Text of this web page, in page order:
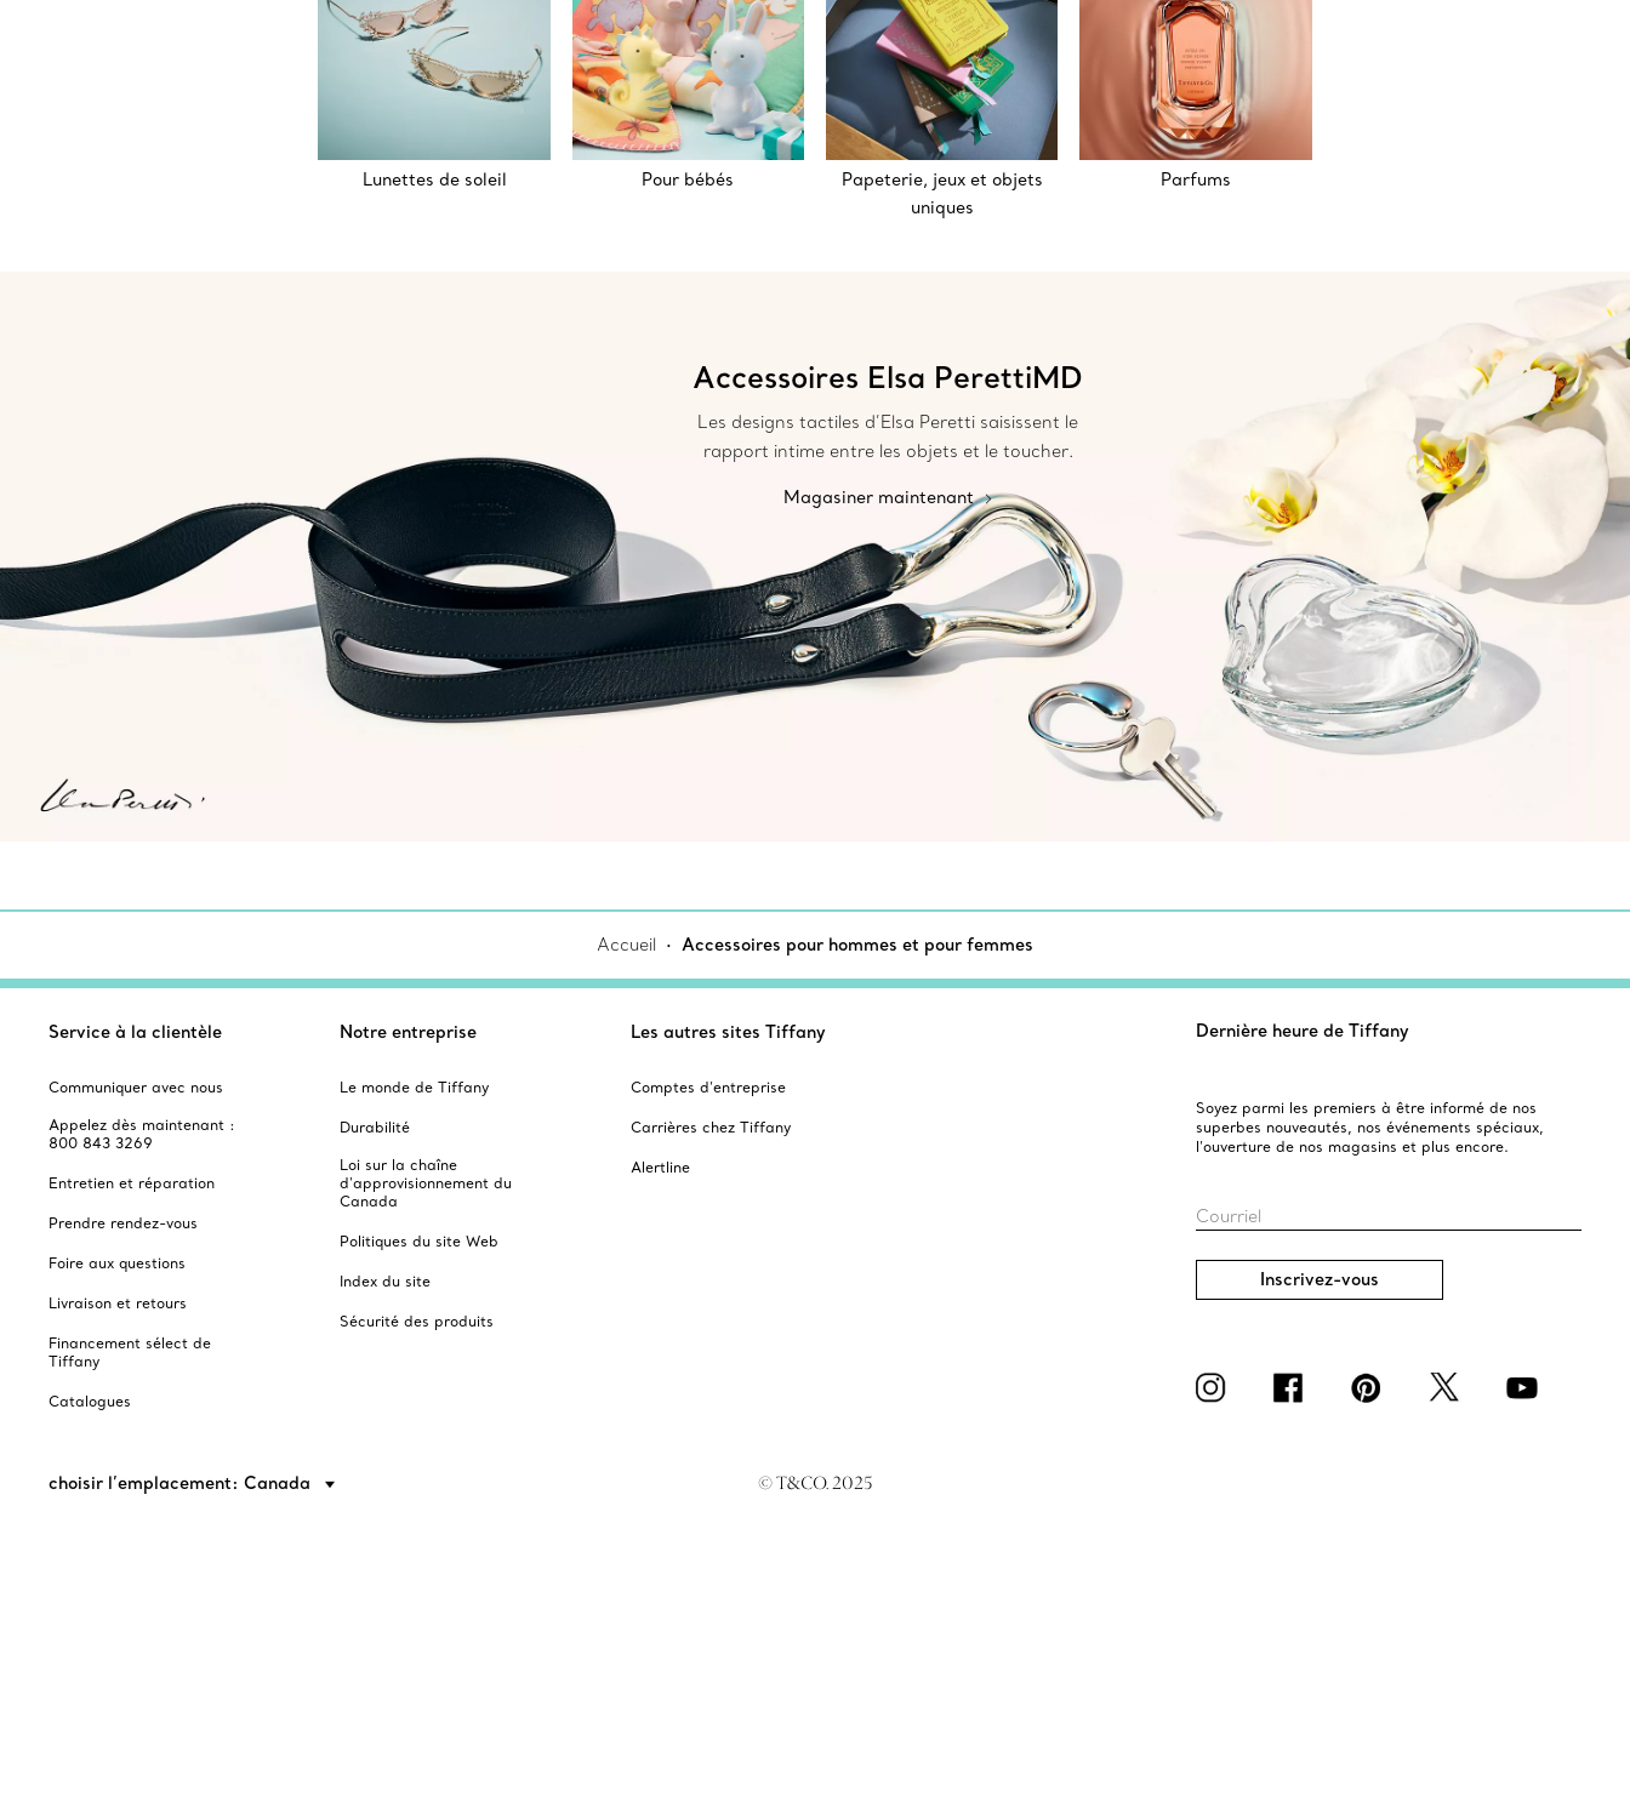
Lunettes de soleil Pour bébés
Papeterie, jeux et objets
uniques
Parfums
Accessoires Elsa PerettiMD
Les designs tactiles d’Elsa Peretti saisissent le
rapport intime entre les objets et le toucher.
Magasiner maintenant
Accueil Accessoires pour hommes et pour femmes
Service à la clientèle
Communiquer avec nous
Appelez dès maintenant :
800 843 3269
Entretien et réparation
Prendre rendez-vous
Foire aux questions
Livraison et retours
Financement sélect de
Tiffany
Catalogues
Notre entreprise
Le monde de Tiffany
Durabilité
Loi sur la chaîne
d'approvisionnement du
Canada
Politiques du site Web
Index du site
Sécurité des produits
Les autres sites Tiffany
Comptes d’entreprise
Carrières chez Tiffany
Alertline
Dernière heure de Tiffany
Soyez parmi les premiers à être informé de nos
superbes nouveautés, nos événements spéciaux,
l’ouverture de nos magasins et plus encore.
Courriel
Inscrivez-vous
choisir l’emplacement: Canada © T&CO. 2025